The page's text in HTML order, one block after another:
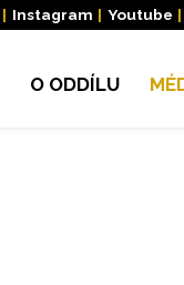
| Instagram | Youtube |
O ODDÍLU